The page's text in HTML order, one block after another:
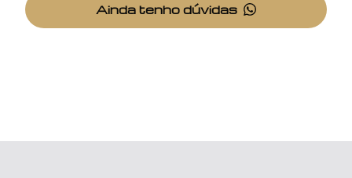
Ainda tenho dúvidas